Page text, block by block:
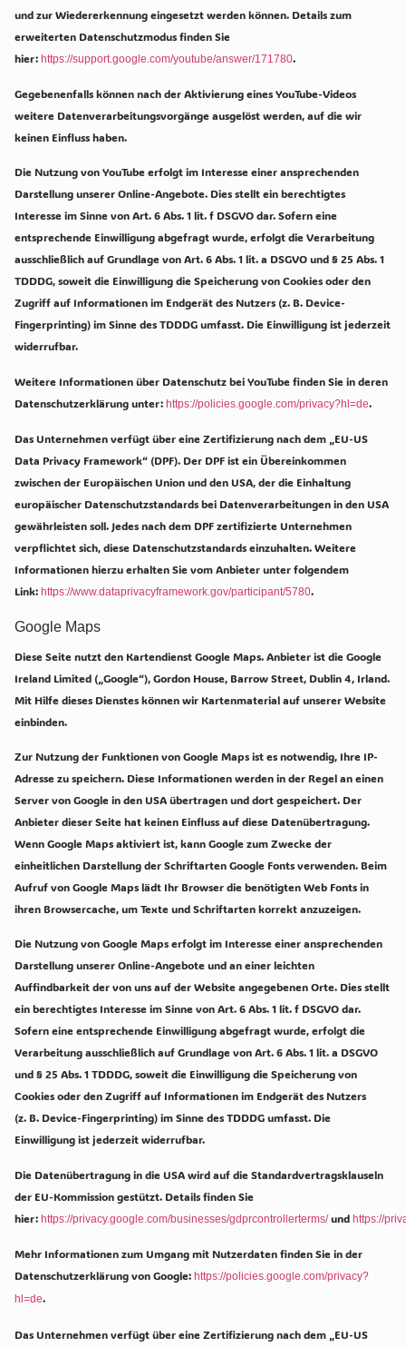
und zur Wiedererkennung eingesetzt werden können. Details zum
erweiterten Datenschutzmodus finden Sie
hier: https://support.google.com/youtube/answer/171780.
Gegebenenfalls können nach der Aktivierung eines YouTube-Videos
weitere Datenverarbeitungsvorgänge ausgelöst werden, auf die wir
keinen Einfluss haben.
Die Nutzung von YouTube erfolgt im Interesse einer ansprechenden
Darstellung unserer Online-Angebote. Dies stellt ein berechtigtes
Interesse im Sinne von Art. 6 Abs. 1 lit. f DSGVO dar. Sofern eine
entsprechende Einwilligung abgefragt wurde, erfolgt die Verarbeitung
ausschließlich auf Grundlage von Art. 6 Abs. 1 lit. a DSGVO und § 25 Abs. 1
TDDDG, soweit die Einwilligung die Speicherung von Cookies oder den
Zugriff auf Informationen im Endgerät des Nutzers (z. B. Device-
Fingerprinting) im Sinne des TDDDG umfasst. Die Einwilligung ist jederzeit
widerrufbar.
Weitere Informationen über Datenschutz bei YouTube finden Sie in deren
Datenschutzerklärung unter: https://policies.google.com/privacy?hl=de.
Das Unternehmen verfügt über eine Zertifizierung nach dem „EU-US
Data Privacy Framework“ (DPF). Der DPF ist ein Übereinkommen
zwischen der Europäischen Union und den USA, der die Einhaltung
europäischer Datenschutzstandards bei Datenverarbeitungen in den USA
gewährleisten soll. Jedes nach dem DPF zertifizierte Unternehmen
verpflichtet sich, diese Datenschutzstandards einzuhalten. Weitere
Informationen hierzu erhalten Sie vom Anbieter unter folgendem
Link: https://www.dataprivacyframework.gov/participant/5780.
Google Maps
Diese Seite nutzt den Kartendienst Google Maps. Anbieter ist die Google
Ireland Limited („Google“), Gordon House, Barrow Street, Dublin 4, Irland.
Mit Hilfe dieses Dienstes können wir Kartenmaterial auf unserer Website
einbinden.
Zur Nutzung der Funktionen von Google Maps ist es notwendig, Ihre IP-
Adresse zu speichern. Diese Informationen werden in der Regel an einen
Server von Google in den USA übertragen und dort gespeichert. Der
Anbieter dieser Seite hat keinen Einfluss auf diese Datenübertragung.
Wenn Google Maps aktiviert ist, kann Google zum Zwecke der
einheitlichen Darstellung der Schriftarten Google Fonts verwenden. Beim
Aufruf von Google Maps lädt Ihr Browser die benötigten Web Fonts in
ihren Browsercache, um Texte und Schriftarten korrekt anzuzeigen.
Die Nutzung von Google Maps erfolgt im Interesse einer ansprechenden
Darstellung unserer Online-Angebote und an einer leichten
Auffindbarkeit der von uns auf der Website angegebenen Orte. Dies stellt
ein berechtigtes Interesse im Sinne von Art. 6 Abs. 1 lit. f DSGVO dar.
Sofern eine entsprechende Einwilligung abgefragt wurde, erfolgt die
Verarbeitung ausschließlich auf Grundlage von Art. 6 Abs. 1 lit. a DSGVO
und § 25 Abs. 1 TDDDG, soweit die Einwilligung die Speicherung von
Cookies oder den Zugriff auf Informationen im Endgerät des Nutzers
(z. B. Device-Fingerprinting) im Sinne des TDDDG umfasst. Die
Einwilligung ist jederzeit widerrufbar.
Die Datenübertragung in die USA wird auf die Standardvertragsklauseln
der EU-Kommission gestützt. Details finden Sie
hier: https://privacy.google.com/businesses/gdprcontrollerterms/und https://
Mehr Informationen zum Umgang mit Nutzerdaten finden Sie in der
Datenschutzerklärung von Google: https://policies.google.com/privacy?
hl=de.
Das Unternehmen verfügt über eine Zertifizierung nach dem „EU-US